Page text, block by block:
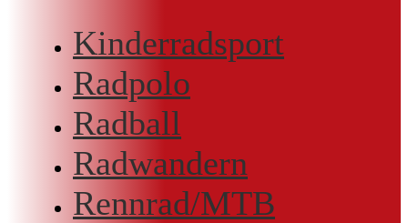
Kinderradsport
Radpolo
Radball
Radwandern
Rennrad/MTB